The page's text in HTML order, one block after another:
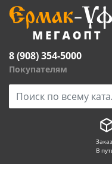
8 (908) 354-5000
Покупателям
В